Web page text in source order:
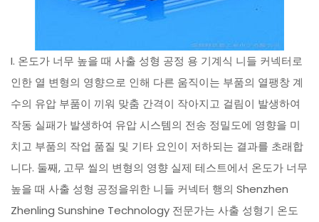
I. 온도가 너무 높을 때 사출 성형 공정 용 기계식 니들 커넥터로
인한 열 변형의 영향으로 인해 다른 움직이는 부품의 열팽창 계
수의 유압 부품이 끼워 맞춤 간격이 작아지고 걸림이 발생하여
작동 실패가 발생하여 유압 시스템의 전송 정밀도에 영향을 미
치고 부품의 작업 품질 및 기타 요인이 저하되는 결과를 초래합
니다. 둘째, 고무 씰의 변형의 영향 실제 테스트에서 온도가 너무
높을 때 사출 성형 공정을위한 니들 커넥터 행의 Shenzhen
Zhenling Sunshine Technology 전문가는 사출 성형기 온도